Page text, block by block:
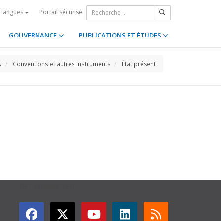
Portail sécurisé
GOUVERNANCE PUBLICATIONS ET ÉTUDES
Conventions et autres instruments État présent